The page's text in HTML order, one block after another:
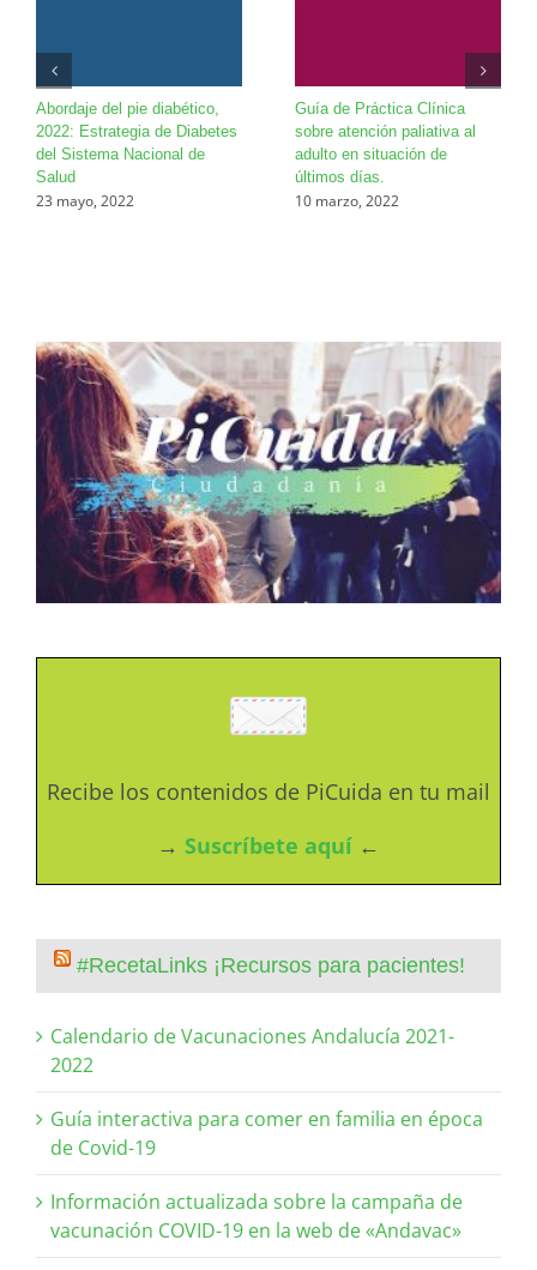
Abordaje del pie diabético,
2022: Estrategia de Diabetes
del Sistema Nacional de
Salud
23 mayo, 2022
Guía de Práctica Clínica
sobre atención paliativa al
adulto en situación de
últimos días.
10 marzo, 2022
Recibe los contenidos de PiCuida en tu mail
→ Suscríbete aquí ←
#RecetaLinks ¡Recursos para pacientes!
Calendario de Vacunaciones Andalucía 2021-
2022
Guía interactiva para comer en familia en época
de Covid-19
Información actualizada sobre la campaña de
vacunación COVID-19 en la web de «Andavac»